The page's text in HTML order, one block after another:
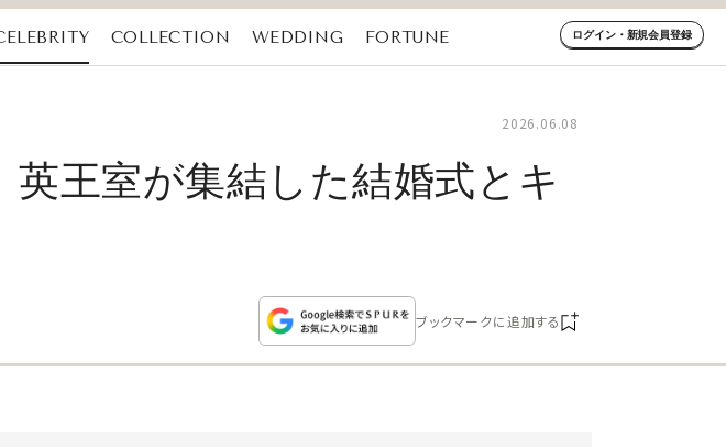
COLLECTION WEDDING
FORTUNE
ログイン・新規会員登録
2026.06.08
王室が集結した結婚式とキ
ブックマークに追加する